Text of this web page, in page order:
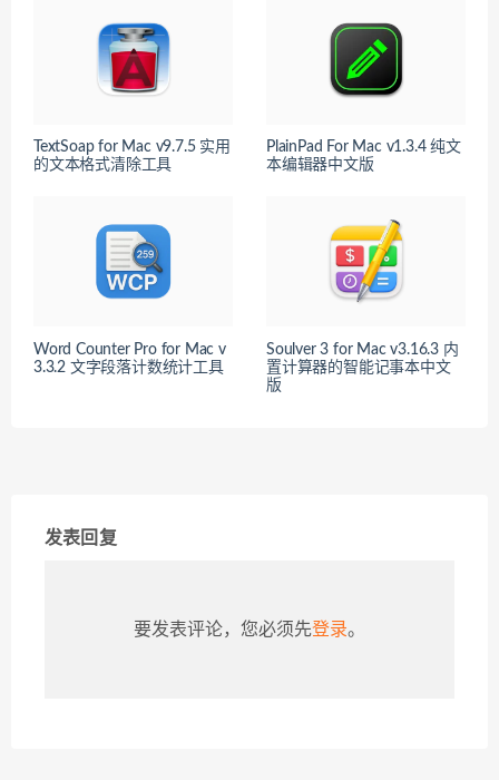
TextSoap for Mac v9.7.5 实用
的文本格式清除工具
PlainPad For Mac v1.3.4 纯文
本编辑器中文版
Word Counter Pro for Mac v
3.3.2 文字段落计数统计工具
Soulver 3 for Mac v3.16.3 内
置计算器的智能记事本中文
版
发表回复
要发表评论，您必须先登录。